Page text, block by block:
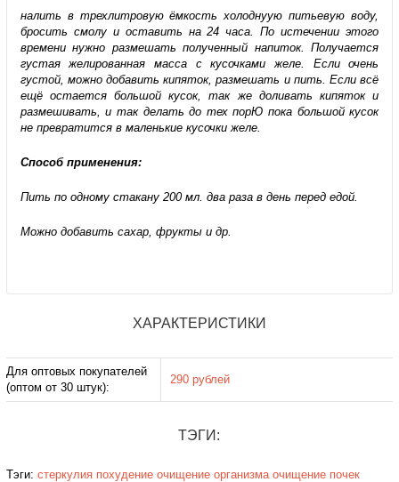
налить в трехлитровую ёмкость холоднуую питьевую воду,
бросить смолу и оставить на 24 часа. По истечении этого
времени нужно размешать полученный напиток. Получается
густая желированная масса с кусочками желе. Если очень
густой, можно добавить кипяток, размешать и пить. Если всё
ещё остается большой кусок, так же доливать кипяток и
размешивать, и так делать до тех порЮ пока большой кусок
не превратится в маленькие кусочки желе.
Способ применения:
Пить по одному стакану 200 мл. два раза в день перед едой.
Можно добавить сахар, фрукты и др.
ХАРАКТЕРИСТИКИ
Для оптовых покупателей
(оптом от 30 штук):
290 рублей
ТЭГИ:
Тэги: стеркулия похудение очищение организма очищение почек